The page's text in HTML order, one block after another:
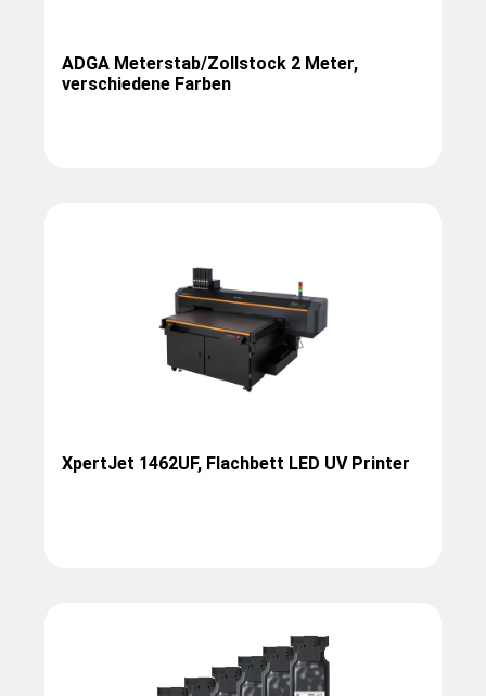
ADGA Meterstab/Zollstock 2 Meter,
verschiedene Farben
XpertJet 1462UF, Flachbett LED UV Printer